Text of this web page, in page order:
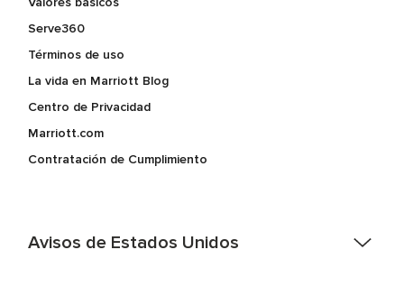
Serve360
Términos de uso
La vida en Marriott Blog
Centro de Privacidad
Marriott.com
Contratación de Cumplimiento
Avisos de Estados Unidos